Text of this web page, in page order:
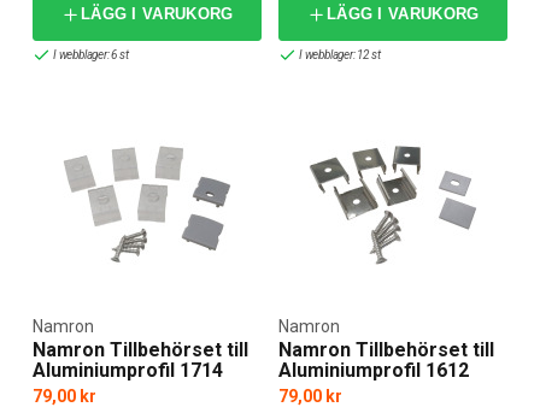
LÄGG I VARUKORG
I webblager: 6 st
LÄGG I VARUKORG
I webblager: 12 st
Namron Tillbehörset till
Aluminiumprofil 1714
Namron
79,00 kr
Namron Tillbehörset till
Aluminiumprofil 1612
Namron
79,00 kr